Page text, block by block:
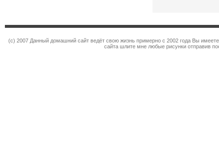
(c) 2007 Данный домашний сайт ведёт свою жизнь примерно с 2002 года Вы
сайта шлите мне любые рисунки отправив